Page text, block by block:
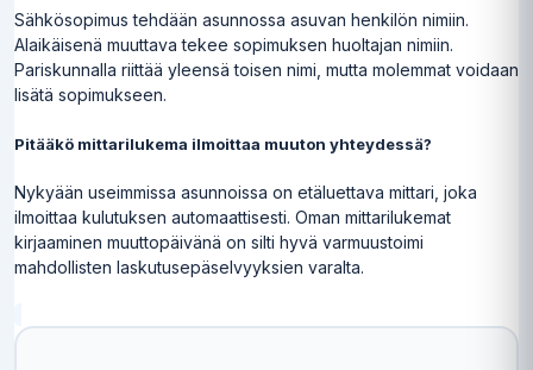
Sähkösopimus tehdään asunnossa asuvan henkilön nimiin.
Alaikäisenä muuttava tekee sopimuksen huoltajan nimiin.
Pariskunnalla riittää yleensä toisen nimi, mutta molemmat voidaan
lisätä sopimukseen.
Pitääkö mittarilukema ilmoittaa muuton yhteydessä?
Nykyään useimmissa asunnoissa on etäluettava mittari, joka
ilmoittaa kulutuksen automaattisesti. Oman mittarilukemat
kirjaaminen muuttopäivänä on silti hyvä varmuustoimi
mahdollisten laskutusepäselvyyksien varalta.